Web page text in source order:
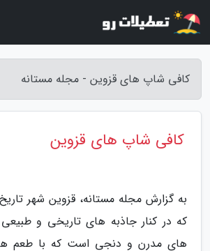
کافی شاپ های قزوین - مجله مستانه
کافی شاپ های قزوین
به گزارش مجله مستانه، قزوین شهر
که در کنار جاذبه های تاریخی و طبیعی
های مدرن و دنجی است که با طعم